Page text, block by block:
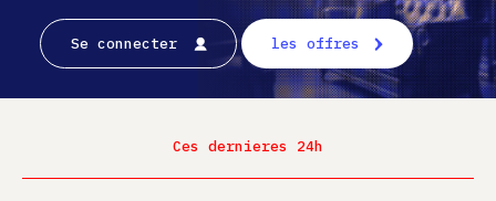
Se connecter les offres
Ces dernieres 24h